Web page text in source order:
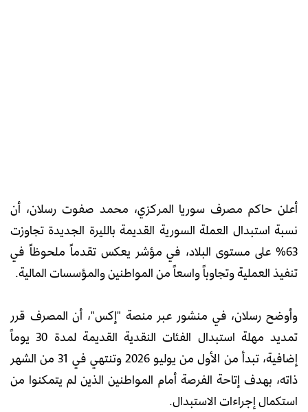
أعلن حاكم مصرف سوريا المركزي، محمد صفوت رسلان، أن
نسبة استبدال العملة السورية القديمة بالليرة الجديدة تجاوزت
63% على مستوى البلاد، في مؤشر يعكس تقدماً ملحوظاً في
تنفيذ العملية وتجاوباً واسعاً من المواطنين والمؤسسات المالية.
وأوضح رسلان، في منشور عبر منصة "إكس"، أن المصرف قرر
تمديد مهلة استبدال الفئات النقدية القديمة لمدة 30 يوماً
إضافية، تبدأ من الأول من يوليو 2026 وتنتهي في 31 من الشهر
ذاته، بهدف إتاحة الفرصة أمام المواطنين الذين لم يتمكنوا من
استكمال إجراءات الاستبدال.